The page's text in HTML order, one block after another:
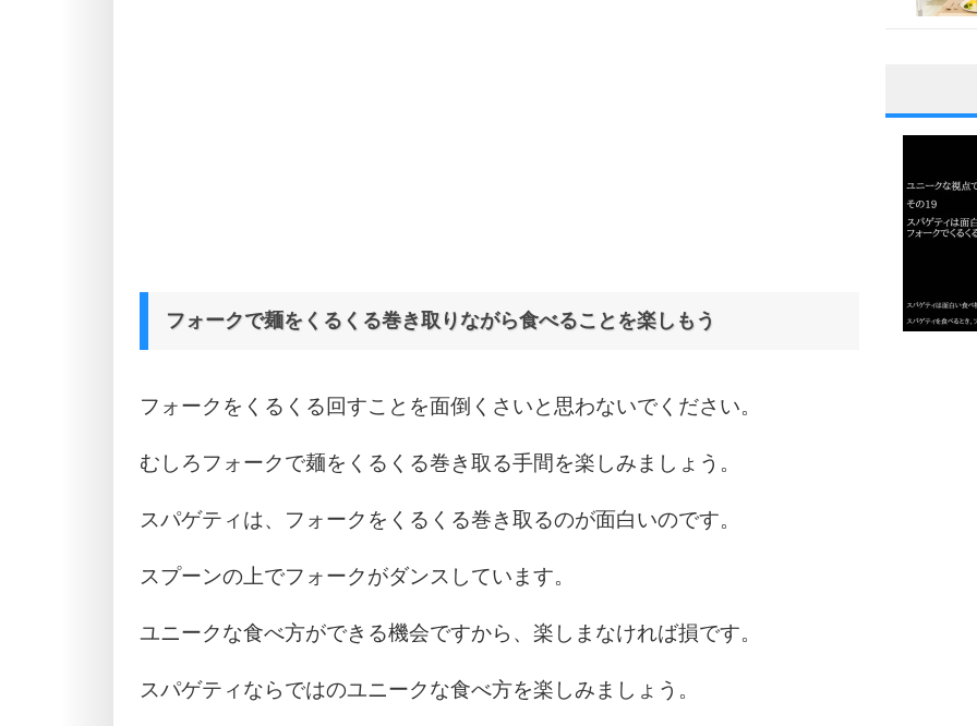
フォークで麺をくるくる巻き取りながら食べることを楽しもう
フォークをくるくる回すことを面倒くさいと思わないでください。
むしろフォークで麺をくるくる巻き取る手間を楽しみましょう。
スパゲティは、フォークをくるくる巻き取るのが面白いのです。
スプーンの上でフォークがダンスしています。
ユニークな食べ方ができる機会ですから、楽しまなければ損です。
スパゲティならではのユニークな食べ方を楽しみましょう。
1
3